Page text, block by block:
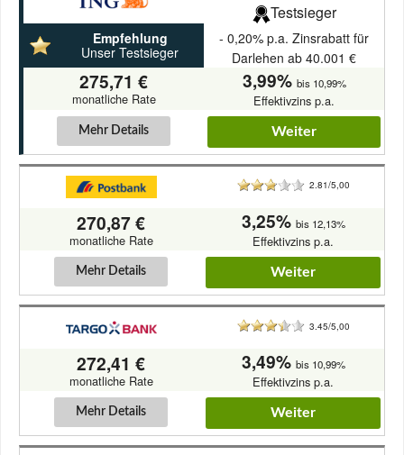
Testsieger
- 0,20% p.a. Zinsrabatt für
Darlehen ab 40.001 €
275,71 €
monatliche Rate
3,99% bis 10,99%
Effektivzins p.a.
Empfehlung
Unser Testsieger
Mehr Details Weiter
2.81/5,00
270,87 €
monatliche Rate
3,25% bis 12,13%
Effektivzins p.a.
Mehr Details Weiter
3.45/5,00
272,41 €
monatliche Rate
3,49% bis 10,99%
Effektivzins p.a.
Mehr Details Weiter